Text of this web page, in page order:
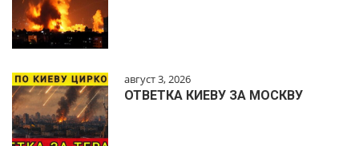
август 3, 2026
ОТВЕТКА КИЕВУ ЗА МОСКВУ